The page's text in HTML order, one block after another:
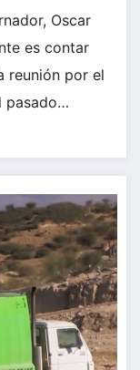
Oscar
es contar
reunión por el
pasado…